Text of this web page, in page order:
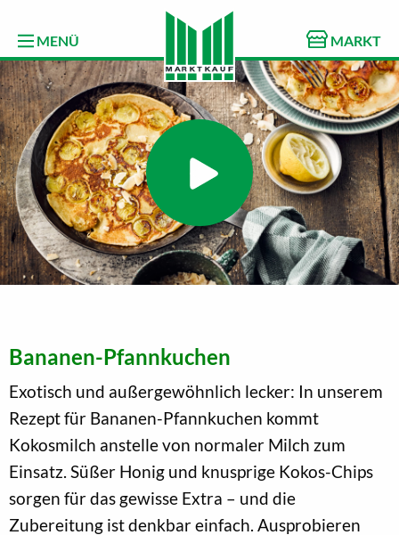
MENÜ MARKT
Bananen-Pfannkuchen
Exotisch und außergewöhnlich lecker: In unserem
Rezept für Bananen-Pfannkuchen kommt
Kokosmilch anstelle von normaler Milch zum
Einsatz. Süßer Honig und knusprige Kokos-Chips
sorgen für das gewisse Extra – und die
Zubereitung ist denkbar einfach. Ausprobieren